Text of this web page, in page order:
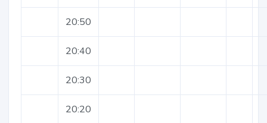
20:50
20:40
20:30
20:20